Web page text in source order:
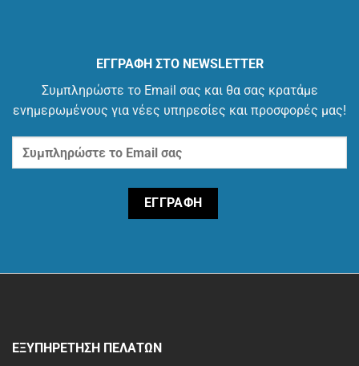
ΕΓΓΡΑΦΗ ΣΤΟ NEWSLETTER
Συμπληρώστε το Email σας και θα σας κρατάμε
ενημερωμένους για νέες υπηρεσίες και προσφορές μας!
ΕΞΥΠΗΡΕΤΗΣΗ ΠΕΛΑΤΩΝ